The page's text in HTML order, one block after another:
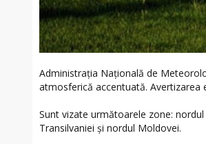
Administrația Națională de
atmosferică accentuată. Avertizarea
Sunt vizate următoarele zone:
Transilvaniei și nordul Moldovei.